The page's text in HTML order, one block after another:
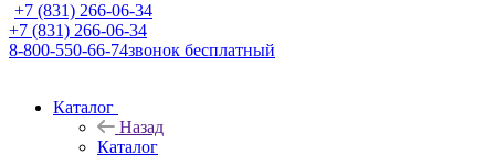
+7 (831) 266-06-34
+7 (831) 266-06-34
8-800-550-66-74звонок бесплатный
Каталог
Назад
Каталог